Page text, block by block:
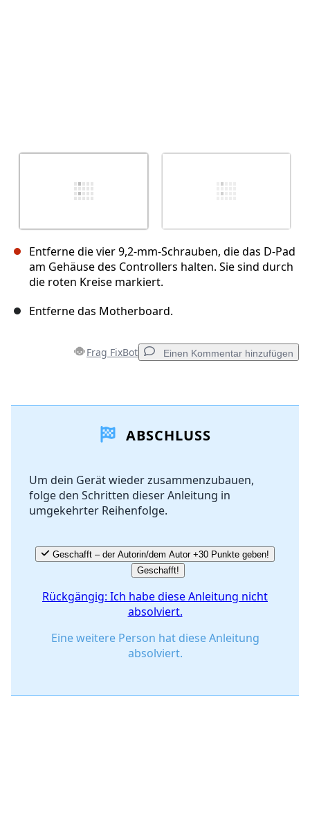
Entferne die vier 9,2-mm-Schrauben, die das D-Pad
am Gehäuse des Controllers halten. Sie sind durch
die roten Kreise markiert.
Entferne das Motherboard.
Frag FixBot Einen Kommentar hinzufügen
Kommentar hinzufügen
Abbrechen Kommentieren
ABSCHLUSS
Um dein Gerät wieder zusammenzubauen,
folge den Schritten dieser Anleitung in
umgekehrter Reihenfolge.
Geschafft – der Autorin/dem Autor +30 Punkte geben!
Geschafft!
Rückgängig: Ich habe diese Anleitung nicht
absolviert.
Eine weitere Person hat diese Anleitung
absolviert.